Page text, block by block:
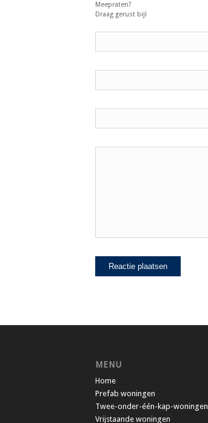
Meepraten?
Draag gerust bij!
MENU
Home
Prefab woningen
Twee-onder-één-kap-woningen
Vrijstaande woningen